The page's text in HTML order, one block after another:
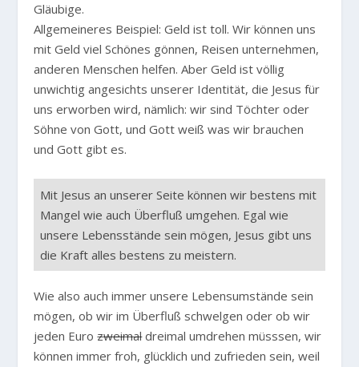
Gläubige.
Allgemeineres Beispiel: Geld ist toll. Wir können uns
mit Geld viel Schönes gönnen, Reisen unternehmen,
anderen Menschen helfen. Aber Geld ist völlig
unwichtig angesichts unserer Identität, die Jesus für
uns erworben wird, nämlich: wir sind Töchter oder
Söhne von Gott, und Gott weiß was wir brauchen
und Gott gibt es.
Mit Jesus an unserer Seite können wir bestens mit
Mangel wie auch Überfluß umgehen. Egal wie
unsere Lebensstände sein mögen, Jesus gibt uns
die Kraft alles bestens zu meistern.
Wie also auch immer unsere Lebensumstände sein
mögen, ob wir im Überfluß schwelgen oder ob wir
jeden Eurozweimaldreimal umdrehen müsssen, wir
können immer froh, glücklich und zufrieden sein, weil